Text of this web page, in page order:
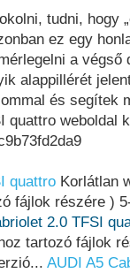
tudni, hogy
ez egy
a végső
alappillérét
és segítek
quattro weboldal
quattro Korlátlan
fájlok részére )
2.0 TFSI
tartozó fájlok
AUDI A5